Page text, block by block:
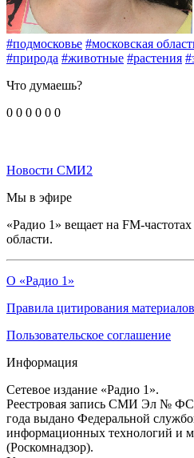
#подмосковье #московская
#природа #животные #растения
Что думаешь?
0 0 0 0 0 0
Новости СМИ2
Мы в эфире
«Радио 1» вещает на FM-
области.
О «Радио 1»
Правила цитирования
Пользовательское соглашение
Информация
Сетевое издание «Радио 1».
Реестровая запись СМИ Эл №
года выдано Федеральной
информационных технологий и
(Роскомнадзор).